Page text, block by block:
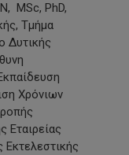
MSc, PhD,
Τμήμα
Δυτικής
Χρόνιων
Εταιρείας
Εκτελεστικής